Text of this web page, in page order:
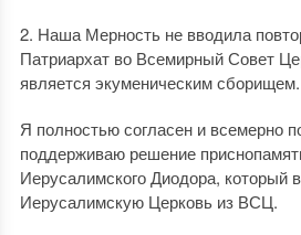
2. Наша Мерность не вводила
Патриархат во Всемирный Совет
является экуменическим сборищем.
Я полностью согласен и всемерно
поддерживаю решение
Иерусалимского Диодора, который
Иерусалимскую Церковь из ВСЦ.